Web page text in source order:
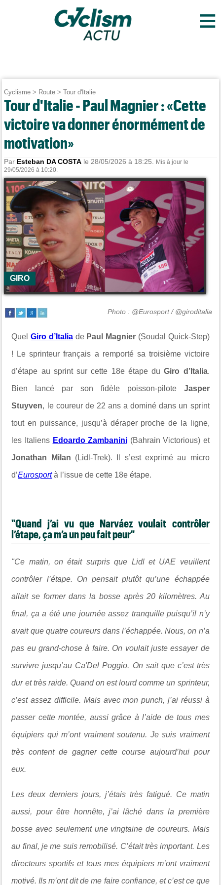
≡
Cyclisme > Route >Tour d'Italie
Tour d'Italie - Paul Magnier : «Cette
victoire va donner énormément de
motivation»
Par Esteban DA COSTA le 28/05/2026 à 18:25.
Mis à jour le
29/05/2026 à 10:20.
GIRO
Photo : @Eurosport / @giroditalia
QuelGiro d’Italiade Paul Magnier (Soudal Quick-Step)
! Le sprinteur français a remporté sa troisième victoire
d’étape au sprint sur cette 18e étape du Giro d’Italia.
Bien lancé par son fidèle poisson-pilote Jasper
Stuyven, le coureur de 22 ans a dominé dans un sprint
tout en puissance, jusqu’à déraper proche de la ligne,
les Italiens Edoardo Zambanini (Bahrain Victorious) et
Jonathan Milan (Lidl-Trek). Il s’est exprimé au micro
d’Eurosportà l’issue de cette 18e étape.
"Quand j’ai vu que Narváez voulait contrôler
l’étape, ça m’a un peu fait peur"
"Ce matin, on était surpris que Lidl et UAE veuillent
contrôler l’étape. On pensait plutôt qu’une échappée
allait se former dans la bosse après 20 kilomètres. Au
final, ça a été une journée assez tranquille puisqu’il n’y
avait que quatre coureurs dans l’échappée. Nous, on n’a
pas eu grand-chose à faire. On voulait juste essayer de
survivre jusqu’au Ca'Del Poggio. On sait que c’est très
dur et très raide. Quand on est lourd comme un sprinteur,
c’est assez difficile. Mais avec mon punch, j’ai réussi à
passer cette montée, aussi grâce à l’aide de tous mes
équipiers qui m’ont vraiment soutenu. Je suis vraiment
très content de gagner cette course aujourd’hui pour
eux.
Les deux derniers jours, j’étais très fatigué. Ce matin
aussi, pour être honnête, j’ai lâché dans la première
bosse avec seulement une vingtaine de coureurs. Mais
au final, je me suis remobilisé. C’était très important. Les
directeurs sportifs et tous mes équipiers m’ont vraiment
motivé. Ils m’ont dit de me faire confiance, et c’est ce que